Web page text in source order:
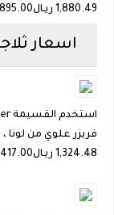
1,880.49 ريـال1,895.00
اسعار
استخدم القسيمة
فريزر علوي من لونا ، 8.80 قدم مكعب ، معدن ، ابيض ، LRF-300
1,324.48 ريـال1,417.00